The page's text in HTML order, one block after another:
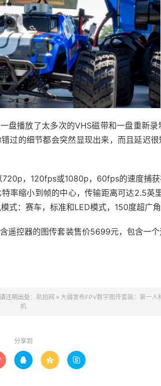
盘播放了太多次的VHS磁带和一盘重新录
过的细节都会突然显现出来，而且延迟
，120fps或1080p，60fps的速度捕
率缩小到帧的中心，传输距离可达2.5英
式：赛车，标准和LED模式，150度超广角
遥控器的图传套装售价5699元，包含一
注明出处： 航拍网 » 大疆发布FPV数字图传套装：第一人
机
分享到
  